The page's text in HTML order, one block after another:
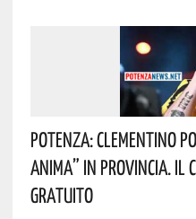
Potenza: Clementino
Anima” In Provincia. Il
Gratuito